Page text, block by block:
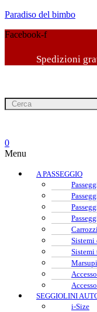
Paradiso del bimbo
Facebook-f
Spedizioni
0
Menu
A PASSEGGIO
Sistemi
SEGGIOLINI
i-Size